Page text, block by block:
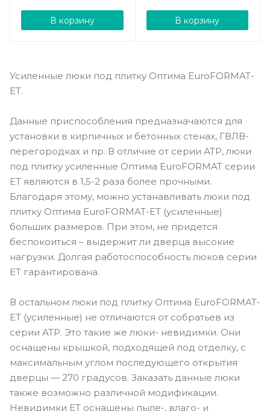
В корзину В корзину
Усиленные люки под плитку Оптима EuroFORMAT-
ET.
Данные приспособления предназначаются для
установки в кирпичных и бетонных стенах, ГВЛВ-
перегородках и пр. В отличие от серии АТР, люки
под плитку усиленные Оптима EuroFORMAT серии
ET являются в 1,5-2 раза более прочными.
Благодаря этому, можно устанавливать люки под
плитку Оптима EuroFORMAT-ET (усиленные)
больших размеров. При этом, не придется
беспокоиться – выдержит ли дверца высокие
нагрузки. Долгая работоспособность люков серии
ET гарантирована.
В остальном люки под плитку Оптима EuroFORMAT-
ET (усиленные) не отличаются от собратьев из
серии АТР. Это такие же люки- невидимки. Они
оснащены крышкой, подходящей под отделку, с
максимальным углом последующего открытия
дверцы — 270 градусов. Заказать данные люки
также возможно различной модификации.
Невидимки ЕТ оснащены пыле-, влаго- и